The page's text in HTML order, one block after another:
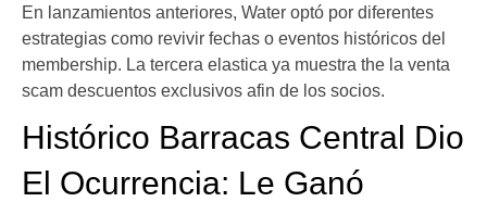
En lanzamientos anteriores, Water optó por diferentes
estrategias como revivir fechas o eventos históricos del
membership. La tercera elastica ya muestra the la venta
scam descuentos exclusivos afin de los socios.
Histórico Barracas Central Dio
El Ocurrencia: Le Ganó